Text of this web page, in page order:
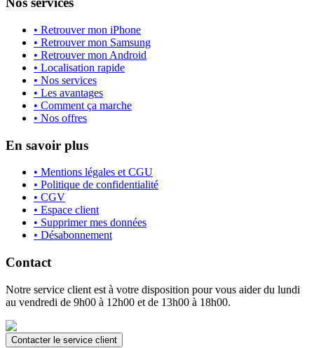
• Retrouver mon iPhone
• Retrouver mon Samsung
• Retrouver mon Android
• Localisation rapide
• Nos services
• Les avantages
• Comment ça marche
• Nos offres
En savoir plus
• Mentions légales et CGU
• Politique de confidentialité
• CGV
• Espace client
• Supprimer mes données
• Désabonnement
Contact
Notre service client est à votre disposition pour vous aider du lundi
au vendredi de 9h00 à 12h00 et de 13h00 à 18h00.
Contacter le service client